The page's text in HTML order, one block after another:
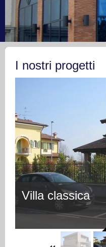
I nostri progetti
Villa classica